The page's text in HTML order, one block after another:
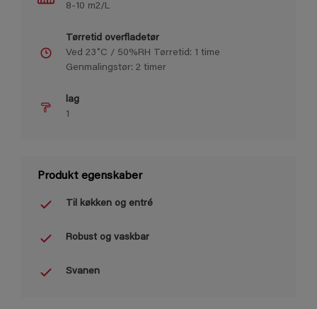
8-10 m2/L
Tørretid overfladetør
Ved 23˚C / 50%RH Tørretid: 1 time
Genmalingstør: 2 timer
lag
1
Produkt egenskaber
Til køkken og entré
Robust og vaskbar
Svanen